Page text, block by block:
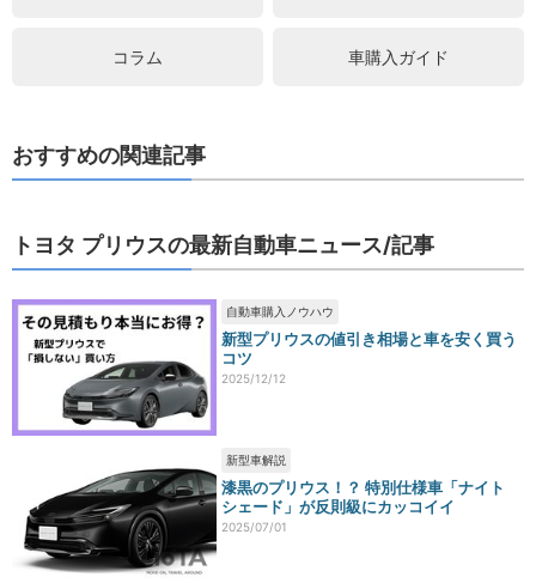
コラム 車購入ガイド
おすすめの関連記事
トヨタ プリウスの最新自動車ニュース/記事
自動車購入ノウハウ
新型プリウスの値引き相場と車を安く買う
コツ
2025/12/12
新型車解説
漆黒のプリウス！？ 特別仕様車「ナイト
シェード」が反則級にカッコイイ
2025/07/01